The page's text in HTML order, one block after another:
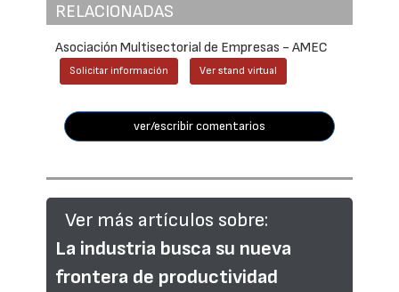
RELACIONADAS
Asociación Multisectorial de Empresas - AMEC
Solicitar información Ver stand virtual
ver/escribir comentarios
Ver más artículos sobre:
La industria busca su nueva
frontera de productividad